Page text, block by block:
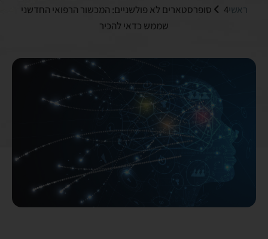
ראשי
4 סופרסטארים לא פולשניים: המכשור הרפואי החדשני
שממש כדאי להכיר